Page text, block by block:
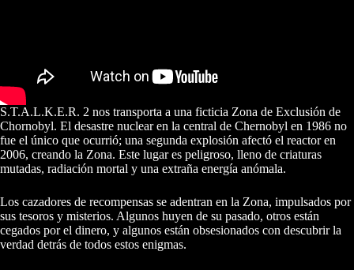
S.T.A.L.K.E.R. 2 nos transporta a una ficticia Zona de Exclusión de
Chornobyl. El desastre nuclear en la central de Chernobyl en 1986 no
fue el único que ocurrió; una segunda explosión afectó el reactor en
2006, creando la Zona. Este lugar es peligroso, lleno de criaturas
mutadas, radiación mortal y una extraña energía anómala.
Los cazadores de recompensas se adentran en la Zona, impulsados por
sus tesoros y misterios. Algunos huyen de su pasado, otros están
cegados por el dinero, y algunos están obsesionados con descubrir la
verdad detrás de todos estos enigmas.